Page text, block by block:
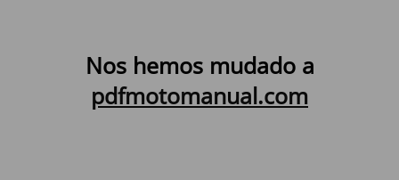
Nos hemos mudado a
pdfmotomanual.com